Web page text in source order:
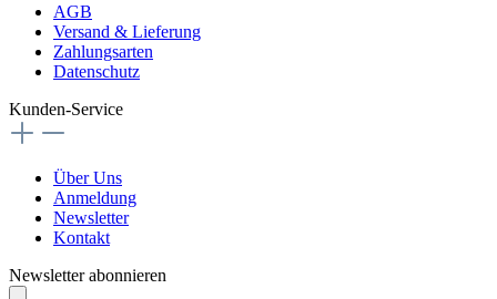
AGB
Versand & Lieferung
Zahlungsarten
Datenschutz
Kunden-Service
Über Uns
Anmeldung
Newsletter
Kontakt
Newsletter abonnieren